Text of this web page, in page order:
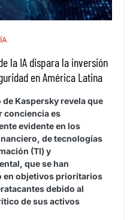
la IA dispara la inversión
en América Latina
de Kaspersky revela que
conciencia es
evidente en los
de tecnologías
(TI) y
que se han
en objetivos prioritarios
debido al
de sus activos